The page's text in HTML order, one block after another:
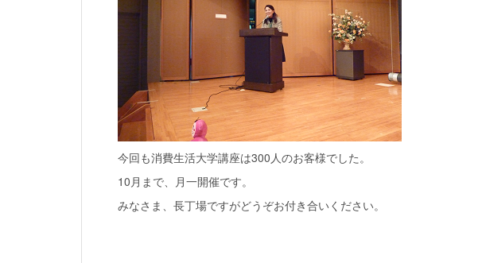
今回も消費生活大学講座は300人のお客様でした。
10月まで、月一開催です。
みなさま、長丁場ですがどうぞお付き合いください。